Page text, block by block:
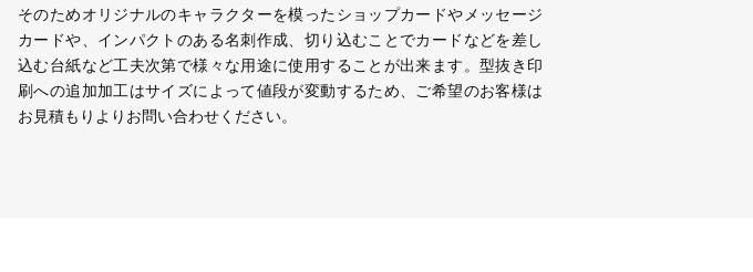
そのためオリジナルのキャラクターを模ったショップカードやメッセージ
カードや、インパクトのある名刺作成、切り込むことでカードなどを差し
込む台紙など工夫次第で様々な用途に使用することが出来ます。型抜き印
刷への追加加工はサイズによって値段が変動するため、ご希望のお客様は
お見積もりよりお問い合わせください。